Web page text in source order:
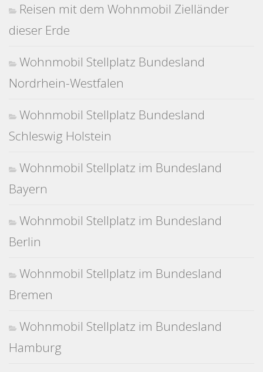
Reisen mit dem Wohnmobil Zielländer
dieser Erde
Wohnmobil Stellplatz Bundesland
Nordrhein-Westfalen
Wohnmobil Stellplatz Bundesland
Schleswig Holstein
Wohnmobil Stellplatz im Bundesland
Bayern
Wohnmobil Stellplatz im Bundesland
Berlin
Wohnmobil Stellplatz im Bundesland
Bremen
Wohnmobil Stellplatz im Bundesland
Hamburg